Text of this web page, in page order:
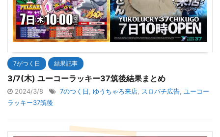
7がつく日 結果記事
3/7(木) ユーコーラッキー37筑後結果まとめ
2024/3/8 7のつく日, ゆうちゃろ来店, スロパチ広告, ユーコー
ラッキー37筑後